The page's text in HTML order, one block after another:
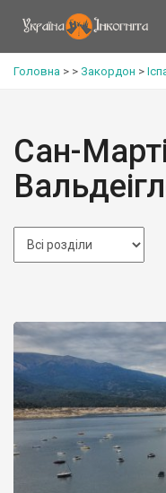
Головна > > Закордон >
Сан-